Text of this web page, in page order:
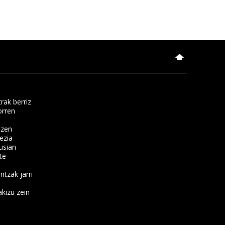
berriz
jarri
zein